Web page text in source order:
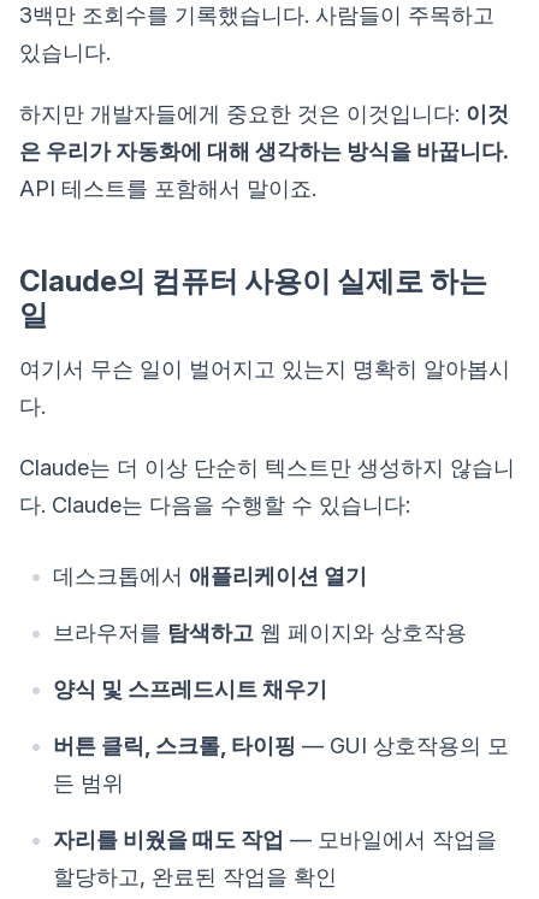
3백만 조회수를 기록했습니다. 사람들이 주목하고
있습니다.
하지만 개발자들에게 중요한 것은 이것입니다: 이것
은 우리가 자동화에 대해 생각하는 방식을 바꿉니다.
API 테스트를 포함해서 말이죠.
Claude의 컴퓨터 사용이 실제로 하는
일
여기서 무슨 일이 벌어지고 있는지 명확히 알아봅시
다.
Claude는 더 이상 단순히 텍스트만 생성하지 않습니
다. Claude는 다음을 수행할 수 있습니다:
데스크톱에서 애플리케이션 열기
브라우저를 탐색하고 웹 페이지와 상호작용
양식 및 스프레드시트 채우기
버튼 클릭, 스크롤, 타이핑 — GUI 상호작용의 모
든 범위
자리를 비웠을 때도 작업 — 모바일에서 작업을
할당하고, 완료된 작업을 확인